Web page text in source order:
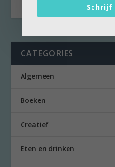
CATEGORIES
Algemeen
Boeken
Creatief
Eten en drinken
Schrijf